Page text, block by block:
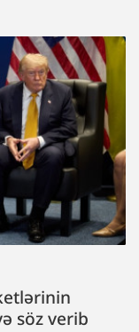
söz verib